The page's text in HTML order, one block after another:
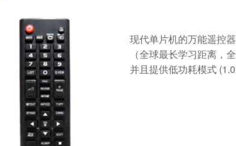
现代单片机的万能遥控
（全球最长学习距离，
并且提供低功耗模式